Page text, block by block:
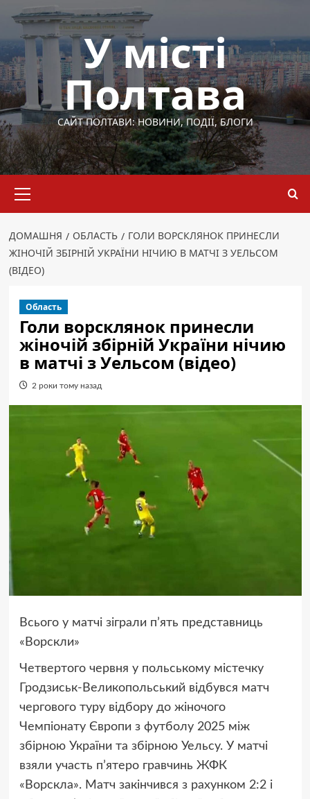
Перейти
вмісту
У місті
Полтава
САЙТ ПОЛТАВИ: НОВИНИ, ПОДІЇ, БЛОГИ
меню
ДОМАШНЯ ОБЛАСТЬ
ГОЛИ ВОРСКЛЯНОК ПРИНЕСЛИ
ЖІНОЧІЙ ЗБІРНІЙ УКРАЇНИ НІЧИЮ В МАТЧІ З УЕЛЬСОМ
(ВІДЕО)
Область
Голи ворсклянок принесли
жіночій збірній України нічию
в матчі з Уельсом (відео)
2 роки тому назад
Всього у матчі зіграли п’ять представниць
«Ворскли»
Четвертого червня у польському містечку
Гродзиськ-Великопольський відбувся матч
чергового туру відбору до жіночого
Чемпіонату Європи з футболу 2025 між
збірною України та збірною Уельсу. У матчі
взяли участь п’ятеро гравчинь ЖФК
«Ворскла». Матч закінчився з рахунком 2:2 і